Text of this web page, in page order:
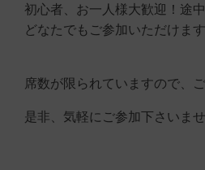
初心者、お一人様大歓迎！途
どなたでもご参加いただけま
席数が限られていますので、
是非、気軽にご参加下さいませ